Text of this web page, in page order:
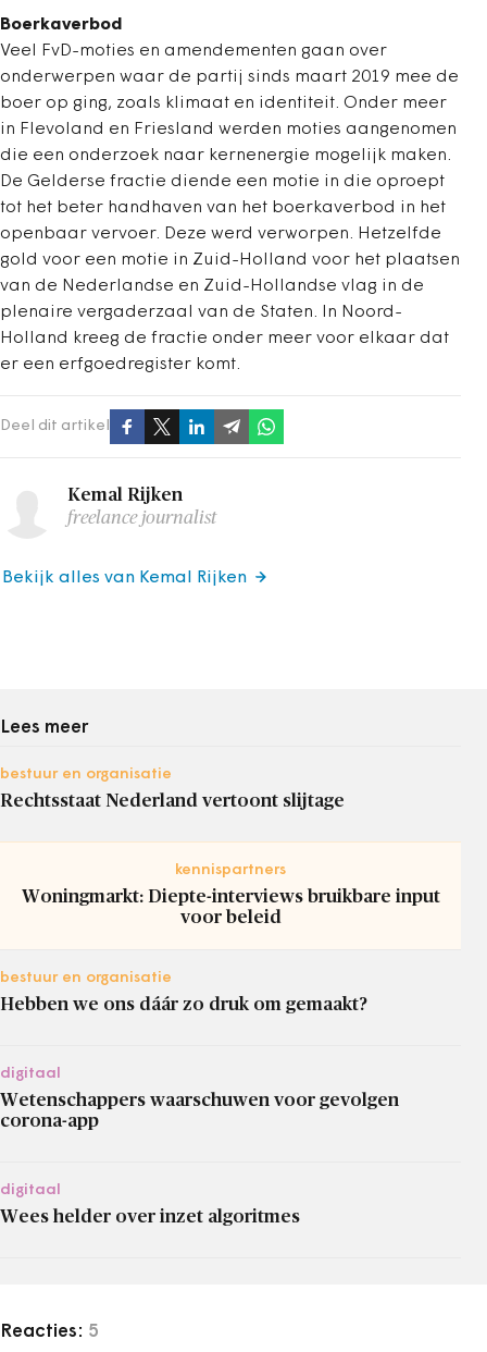
Boerkaverbod
Veel FvD-moties en amendementen gaan over
onderwerpen waar de partij sinds maart 2019 mee de
boer op ging, zoals klimaat en identiteit. Onder meer
in Flevoland en Friesland werden moties aangenomen
die een onderzoek naar kernenergie mogelijk maken.
De Gelderse fractie diende een motie in die oproept
tot het beter handhaven van het boerkaverbod in het
openbaar vervoer. Deze werd verworpen. Hetzelfde
gold voor een motie in Zuid-Holland voor het plaatsen
van de Nederlandse en Zuid-Hollandse vlag in de
plenaire vergaderzaal van de Staten. In Noord-
Holland kreeg de fractie onder meer voor elkaar dat
er een erfgoedregister komt.
Deel dit artikel
Kemal Rijken
freelance journalist
Bekijk alles van Kemal Rijken
Lees meer
bestuur en organisatie
Rechtsstaat Nederland vertoont slijtage
kennispartners
Woningmarkt: Diepte-interviews bruikbare input
voor beleid
bestuur en organisatie
Hebben we ons dáár zo druk om gemaakt?
digitaal
Wetenschappers waarschuwen voor gevolgen
corona-app
digitaal
Wees helder over inzet algoritmes
Reacties: 5